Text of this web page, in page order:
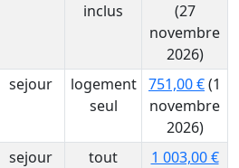
inclus
(27
novembre
2026)
sejour
logement
seul
751,00 €(1
novembre
2026)
sejour
tout
1 003,00 €